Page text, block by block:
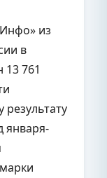
из
в
761
результату
января-